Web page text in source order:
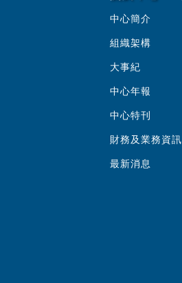
中心簡介
組織架構
大事紀
中心年報
中心特刊
財務及業務資訊
最新消息